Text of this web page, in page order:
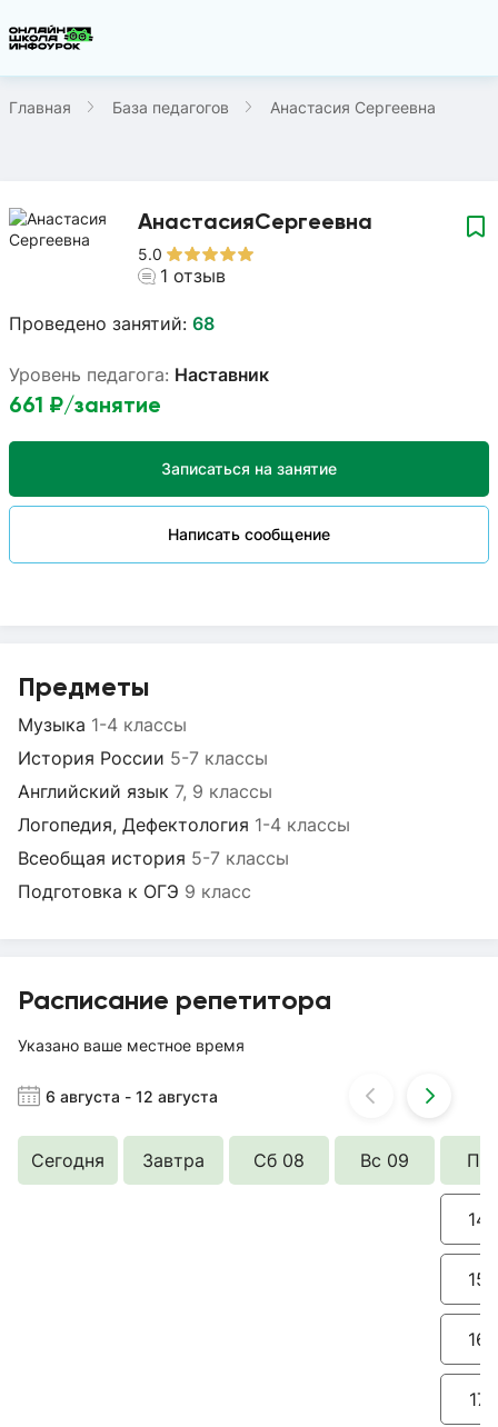
Главная База педагогов Анастасия Сергеевна
АнастасияСергеевна
5.0
1 отзыв
Проведено занятий: 68
Уровень педагога: Наставник
661 ₽/занятие
Записаться на занятие
Написать сообщение
Предметы
Музыка 1-4 классы
История России 5-7 классы
Английский язык 7, 9 классы
Логопедия, Дефектология 1-4 классы
Всеобщая история 5-7 классы
Подготовка к ОГЭ 9 класс
Расписание репетитора
Указано ваше местное время
6 августа - 12 августа
Сегодня Завтра Сб 08 Вс 09 Пн